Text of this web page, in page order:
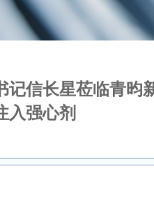
记信长星莅临青
入强心剂